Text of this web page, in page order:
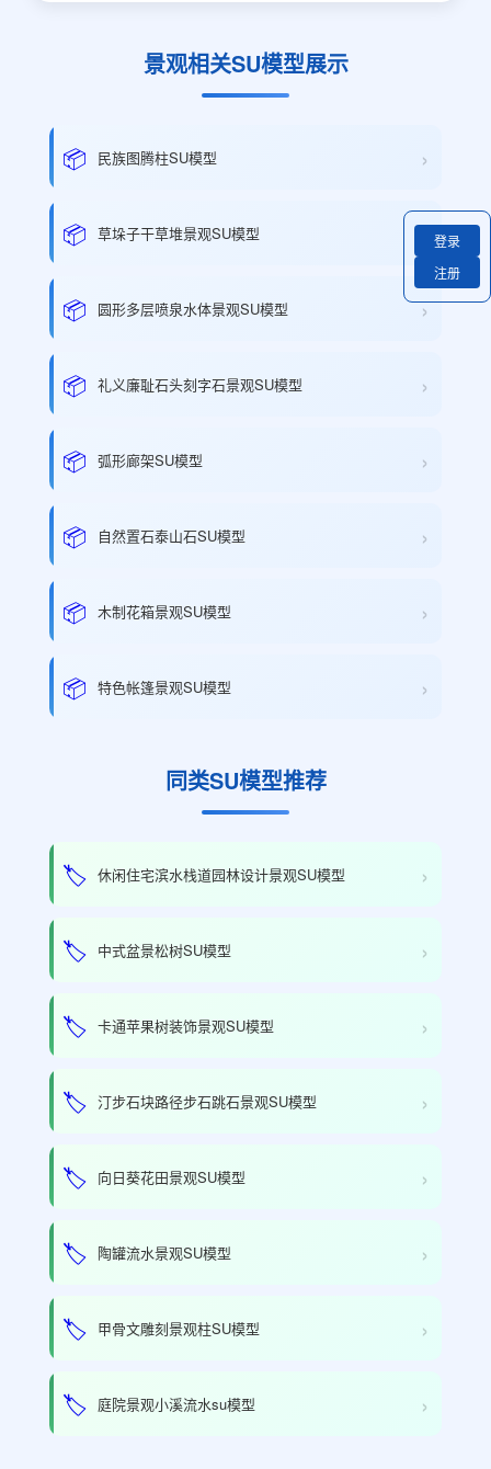
景观相关SU模型展示
📦 民族图腾柱SU模型 ›
📦 草垛子干草堆景观SU模型 ›
📦 圆形多层喷泉水体景观SU模型 ›
📦 礼义廉耻石头刻字石景观SU模型 ›
📦 弧形廊架SU模型 ›
📦 自然置石泰山石SU模型 ›
📦 木制花箱景观SU模型 ›
📦 特色帐篷景观SU模型 ›
同类SU模型推荐
🏷️ 休闲住宅滨水栈道园林设计景观SU模型 ›
🏷️ 中式盆景松树SU模型 ›
🏷️ 卡通苹果树装饰景观SU模型 ›
🏷️ 汀步石块路径步石跳石景观SU模型 ›
🏷️ 向日葵花田景观SU模型 ›
🏷️ 陶罐流水景观SU模型 ›
🏷️ 甲骨文雕刻景观柱SU模型 ›
🏷️ 庭院景观小溪流水su模型 ›
登录
注册